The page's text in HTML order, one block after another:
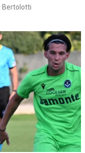
Bertolotti